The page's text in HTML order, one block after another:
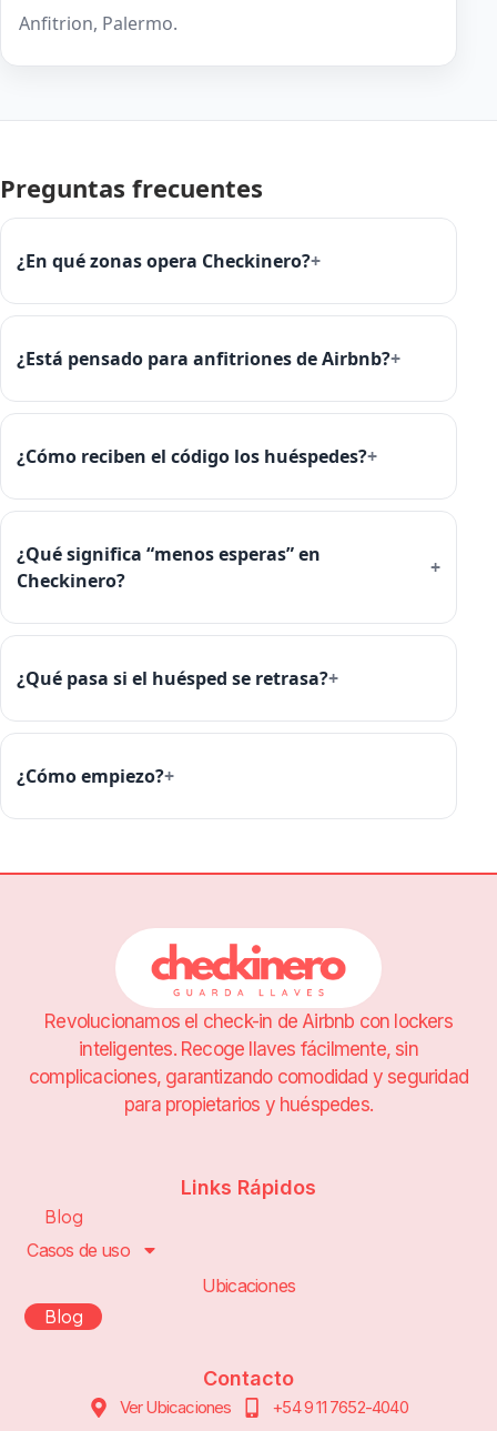
Anfitrion, Palermo.
Preguntas frecuentes
¿En qué zonas opera Checkinero?
¿Está pensado para anfitriones de Airbnb?
¿Cómo reciben el código los huéspedes?
¿Qué significa “menos esperas” en
Checkinero?
¿Qué pasa si el huésped se retrasa?
¿Cómo empiezo?
Revolucionamos el check-in de Airbnb con lockers
inteligentes. Recoge llaves fácilmente, sin
complicaciones, garantizando comodidad y seguridad
para propietarios y huéspedes.
Links Rápidos
Blog
Casos de uso
Ubicaciones
Blog
Contacto
Ver Ubicaciones +54 9 11 7652-4040